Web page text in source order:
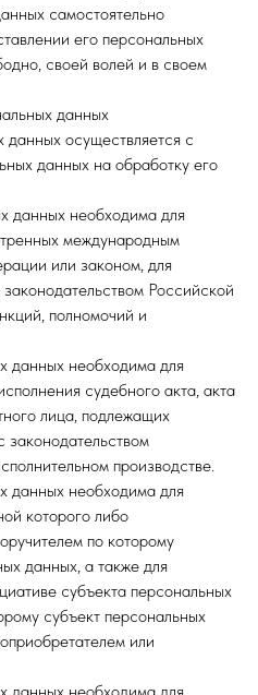
самостоятельно
его персональных
своей волей и в своем
данных
осуществляется с
данных на обработку его
данных необходима для
международным
или законом, для
Российской
полномочий и
данных необходима для
судебного акта, акта
лица, подлежащих
законодательством
производстве.
данных необходима для
которого либо
по которому
данных, а также для
субъекта персональных
субъект персональных
или